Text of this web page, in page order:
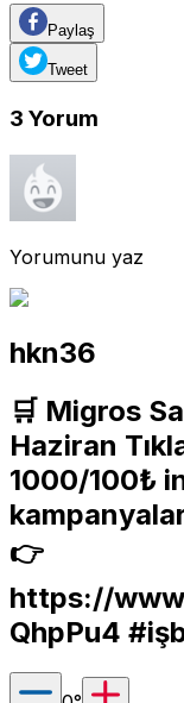
Paylaş
Tweet
3 Yorum
Yorumunu yaz
hkn36
🛒 Migros
Haziran
1000/100₺
👉
https://
QhpPu4